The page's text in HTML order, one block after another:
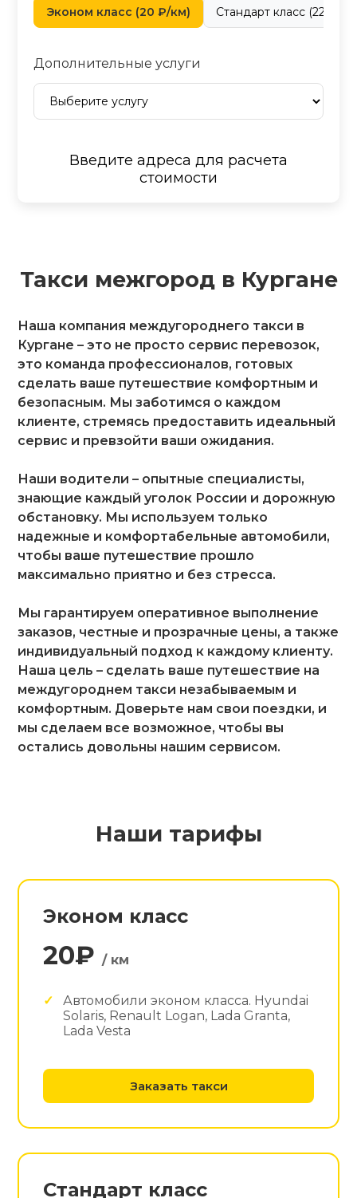
Эконом класс (20 ₽/км) Стандарт класс (22 ₽/
Дополнительные услуги
Введите адреса для расчета
стоимости
Такси межгород в Кургане
Наша компания междугороднего такси в
Кургане – это не просто сервис перевозок,
это команда профессионалов, готовых
сделать ваше путешествие комфортным и
безопасным. Мы заботимся о каждом
клиенте, стремясь предоставить идеальный
сервис и превзойти ваши ожидания.
Наши водители – опытные специалисты,
знающие каждый уголок России и дорожную
обстановку. Мы используем только
надежные и комфортабельные автомобили,
чтобы ваше путешествие прошло
максимально приятно и без стресса.
Мы гарантируем оперативное выполнение
заказов, честные и прозрачные цены, а также
индивидуальный подход к каждому клиенту.
Наша цель – сделать ваше путешествие на
междугороднем такси незабываемым и
комфортным. Доверьте нам свои поездки, и
мы сделаем все возможное, чтобы вы
остались довольны нашим сервисом.
Наши тарифы
Эконом класс
20₽/ км
Автомобили эконом класса. Hyundai
Solaris, Renault Logan, Lada Granta,
Lada Vesta
Заказать такси
Стандарт класс